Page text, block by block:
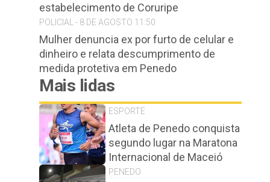
estabelecimento de Coruripe
POLICIAL - 8 DE AGOSTO 11:50
Mulher denuncia ex por furto de celular e
dinheiro e relata descumprimento de
medida protetiva em Penedo
Mais lidas
ESPORTE
Atleta de Penedo conquista
segundo lugar na Maratona
Internacional de Maceió
PENEDO